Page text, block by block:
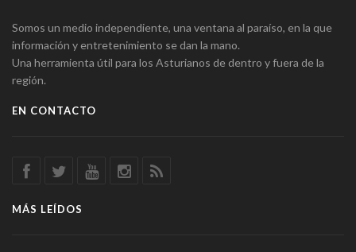
Somos un medio independiente, una ventana al paraíso, en la que
información y entretenimiento se dan la mano.
Una herramienta útil para los Asturianos de dentro y fuera de la
región.
EN CONTACTO
MÁS LEÍDOS